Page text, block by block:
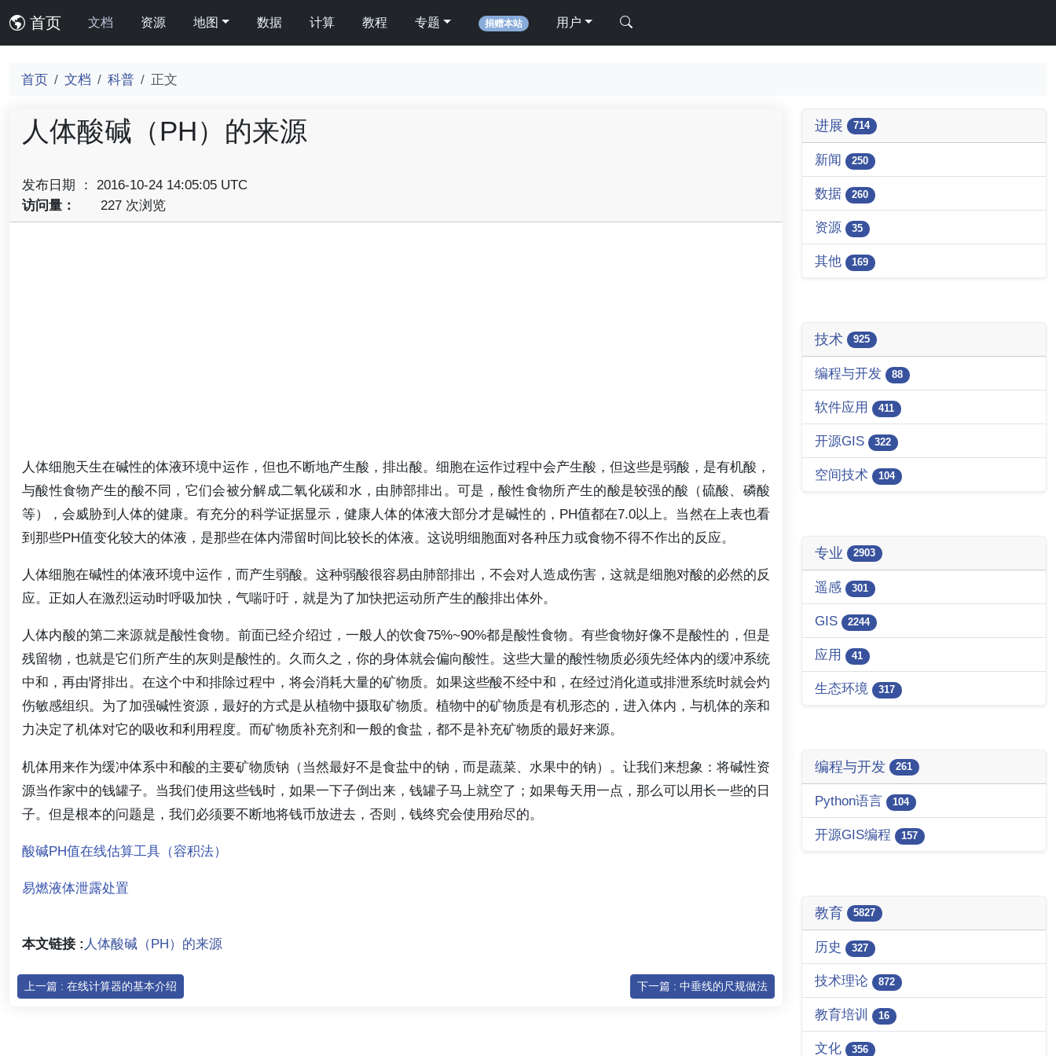
首页 文档 资源 地图 数据 计算 教程 专题 捐赠本站 用户
首页 文档 科普 正文
人体酸碱（PH）的来源
发布日期 ： 2016-10-24 14:05:05 UTC
访问量：
227 次浏览
人体细胞天生在碱性的体液环境中运作，但也不断地产生酸，排出酸。细胞在运作过程中会产生酸，但这些是弱酸，是有机酸，
与酸性食物产生的酸不同，它们会被分解成二氧化碳和水，由肺部排出。可是，酸性食物所产生的酸是较强的酸（硫酸、磷酸
等），会威胁到人体的健康。有充分的科学证据显示，健康人体的体液大部分才是碱性的，PH值都在7.0以上。当然在上表也看
到那些PH值变化较大的体液，是那些在体内滞留时间比较长的体液。这说明细胞面对各种压力或食物不得不作出的反应。
人体细胞在碱性的体液环境中运作，而产生弱酸。这种弱酸很容易由肺部排出，不会对人造成伤害，这就是细胞对酸的必然的反
应。正如人在激烈运动时呼吸加快，气喘吁吁，就是为了加快把运动所产生的酸排出体外。
人体内酸的第二来源就是酸性食物。前面已经介绍过，一般人的饮食75%~90%都是酸性食物。有些食物好像不是酸性的，但是
残留物，也就是它们所产生的灰则是酸性的。久而久之，你的身体就会偏向酸性。这些大量的酸性物质必须先经体内的缓冲系统
中和，再由肾排出。在这个中和排除过程中，将会消耗大量的矿物质。如果这些酸不经中和，在经过消化道或排泄系统时就会灼
伤敏感组织。为了加强碱性资源，最好的方式是从植物中摄取矿物质。植物中的矿物质是有机形态的，进入体内，与机体的亲和
力决定了机体对它的吸收和利用程度。而矿物质补充剂和一般的食盐，都不是补充矿物质的最好来源。
机体用来作为缓冲体系中和酸的主要矿物质钠（当然最好不是食盐中的钠，而是蔬菜、水果中的钠）。让我们来想象：将碱性资
源当作家中的钱罐子。当我们使用这些钱时，如果一下子倒出来，钱罐子马上就空了；如果每天用一点，那么可以用长一些的日
子。但是根本的问题是，我们必须要不断地将钱币放进去，否则，钱终究会使用殆尽的。
酸碱PH值在线估算工具（容积法）
易燃液体泄露处置
本文链接 : 人体酸碱（PH）的来源
上一篇 : 在线计算器的基本介绍 下一篇 : 中垂线的尺规做法
进展 714
新闻 250
数据 260
资源 35
其他 169
技术 925
编程与开发 88
软件应用 411
开源GIS 322
空间技术 104
专业 2903
遥感 301
GIS 2244
应用 41
生态环境 317
编程与开发 261
Python语言 104
开源GIS编程 157
教育 5827
历史 327
技术理论 872
教育培训 16
文化 356